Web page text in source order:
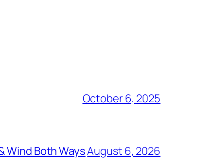
October 6, 2025
Wind Both WaysAugust 6, 2026